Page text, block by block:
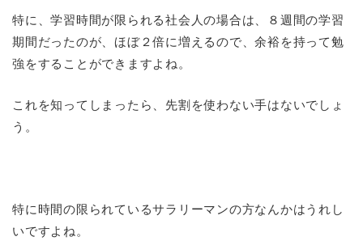
特に、学習時間が限られる社会人の場合は、８週間の学習
期間だったのが、ほぼ２倍に増えるので、余裕を持って勉
強をすることができますよね。
これを知ってしまったら、先割を使わない手はないでしょ
う。
特に時間の限られているサラリーマンの方なんかはうれし
いですよね。